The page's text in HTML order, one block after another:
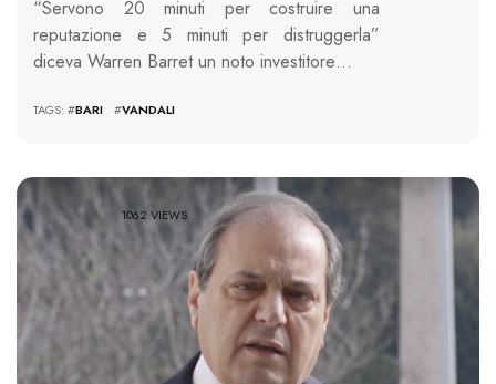
“Servono 20 minuti per costruire una
reputazione e 5 minuti per distruggerla”
diceva Warren Barret un noto investitore…
TAGS: #BARI #VANDALI
1062 VIEWS